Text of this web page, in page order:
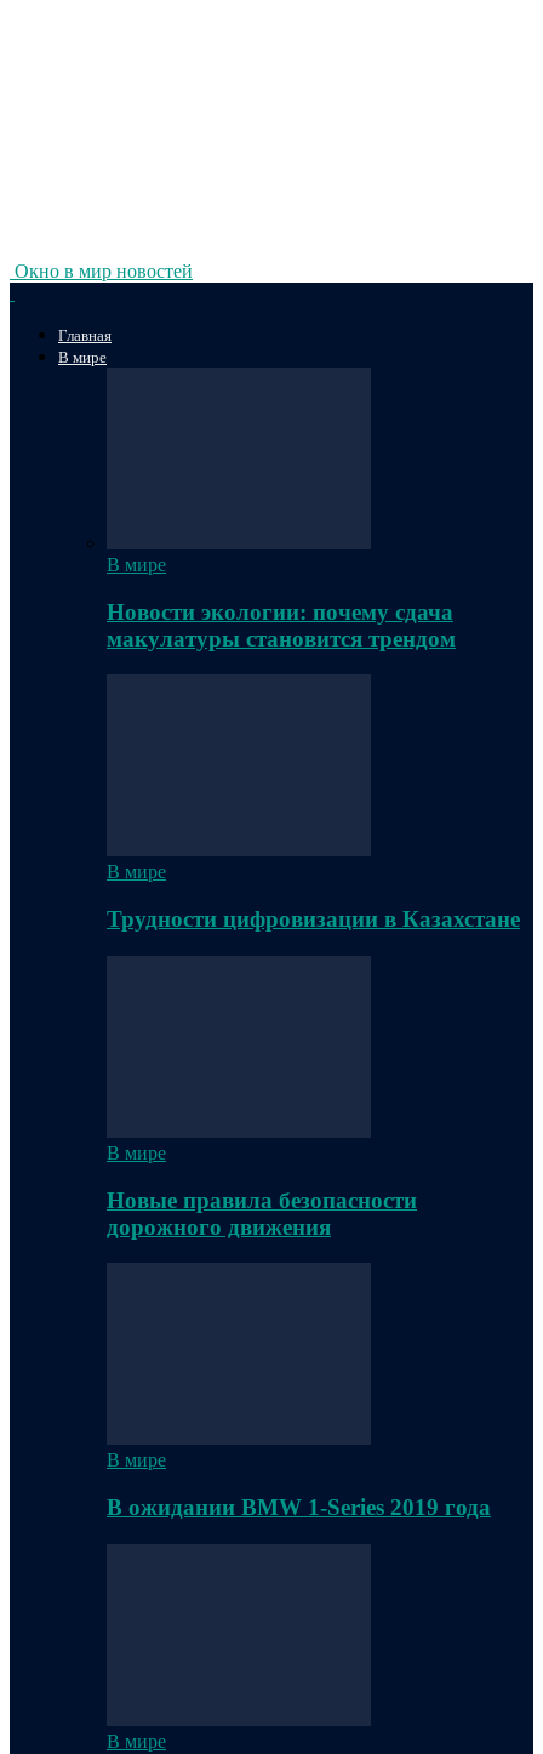
Окно в мир новостей
Главная
В мире
В мире
Новости экологии: почему сдача
макулатуры становится трендом
В мире
Трудности цифровизации в Казахстане
В мире
Новые правила безопасности
дорожного движения
В мире
В ожидании BMW 1-Series 2019 года
В мире